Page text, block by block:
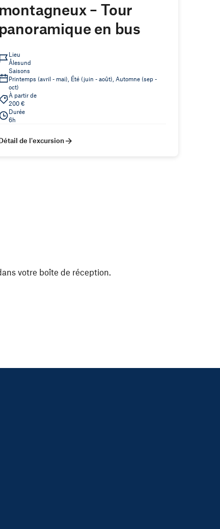
montagneux – Tour
panoramique en bus
Lieu
Ålesund
Saisons
Printemps (avril - mai), Été (juin - août), Automne (sep -
oct)
À partir de
200 €
Durée
6h
de l'excursion
votre boîte de réception.